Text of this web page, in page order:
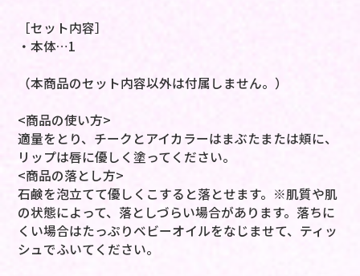
［セット内容］
・本体…1
（本商品のセット内容以外は付属しません。）
<商品の使い方>
適量をとり、チークとアイカラーはまぶたまたは頬に、
リップは唇に優しく塗ってください。
<商品の落とし方>
石鹸を泡立てて優しくこすると落とせます。※肌質や肌
の状態によって、落としづらい場合があります。落ちに
くい場合はたっぷりベビーオイルをなじませて、ティッ
シュでふいてください。